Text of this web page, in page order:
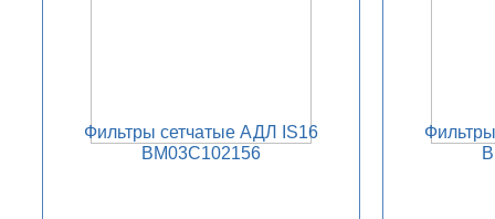
Фильтры сетчатые АДЛ IS16
BM03C102156